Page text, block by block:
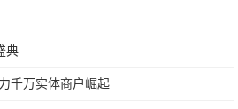
典
千万实体商户崛起